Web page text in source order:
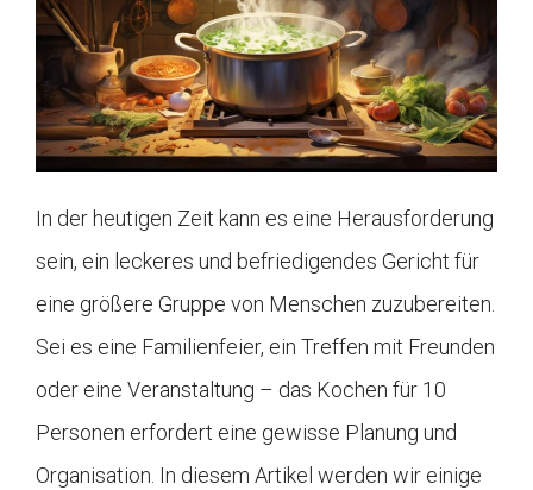
In der heutigen Zeit kann es eine Herausforderung
sein, ein leckeres und befriedigendes Gericht für
eine größere Gruppe von Menschen zuzubereiten.
Sei es eine Familienfeier, ein Treffen mit Freunden
oder eine Veranstaltung – das Kochen für 10
Personen erfordert eine gewisse Planung und
Organisation. In diesem Artikel werden wir einige